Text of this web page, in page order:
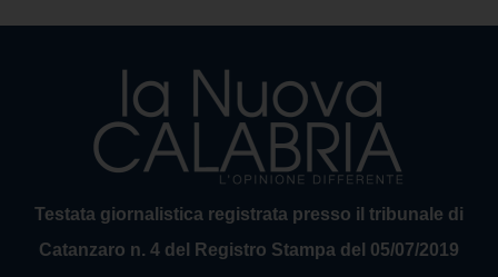
Testata giornalistica registrata presso il tribunale di
Catanzaro n. 4 del Registro Stampa del 05/07/2019